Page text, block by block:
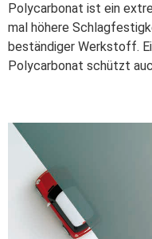
Polycarbonat ist ein
mal höhere
beständiger Werkstoff.
Polycarbonat schützt